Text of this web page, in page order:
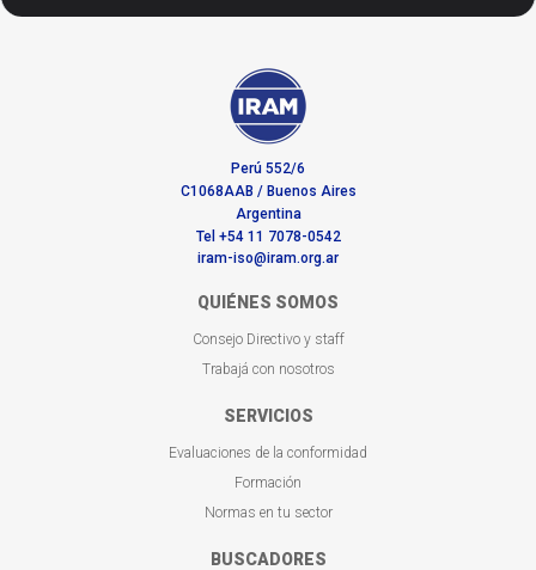
Perú 552/6
C1068AAB / Buenos Aires
Argentina
Tel +54 11 7078-0542
iram-iso@iram.org.ar
QUIÉNES SOMOS
Consejo Directivo y staff
Trabajá con nosotros
SERVICIOS
Evaluaciones de la conformidad
Formación
Normas en tu sector
BUSCADORES